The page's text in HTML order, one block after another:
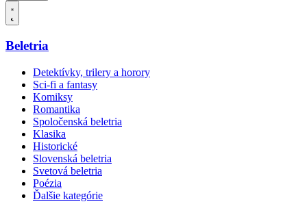
Beletria
Detektívky, trilery a horory
Sci-fi a fantasy
Komiksy
Romantika
Spoločenská beletria
Klasika
Historické
Slovenská beletria
Svetová beletria
Poézia
Ďalšie kategórie